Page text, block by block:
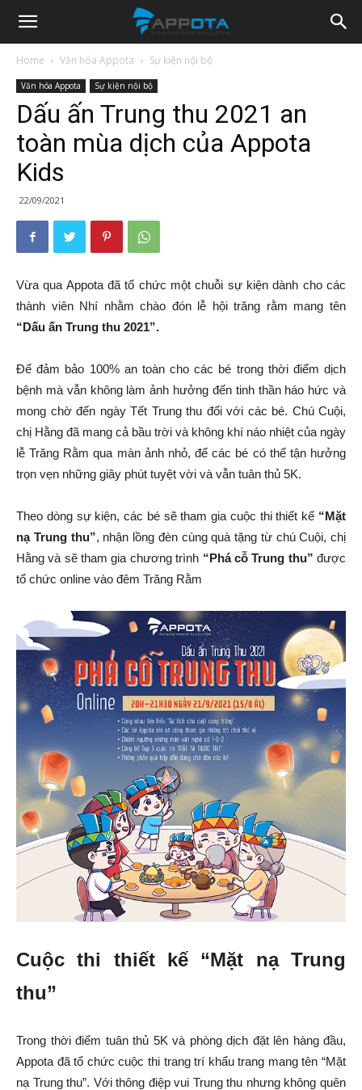
Appota
News
Home Văn hóa Appota Sự kiện nội bộ
Văn hóa Appota Sự kiện nội bộ
Dấu ấn Trung thu 2021 an
toàn mùa dịch của Appota
Kids
22/09/2021
Vừa qua Appota đã tổ chức một chuỗi sự kiện dành cho các
thành viên Nhí nhằm chào đón lễ hội trăng rằm mang tên
“Dấu ấn Trung thu 2021”.
Để đảm bảo 100% an toàn cho các bé trong thời điểm dịch
bệnh mà vẫn không làm ảnh hưởng đến tinh thần háo hức và
mong chờ đến ngày Tết Trung thu đối với các bé. Chú Cuội,
chị Hằng đã mang cả bầu trời và không khí náo nhiệt của ngày
lễ Trăng Rằm qua màn ảnh nhỏ, để các bé có thể tận hưởng
trọn vẹn những giây phút tuyệt vời và vẫn tuân thủ 5K.
Theo dòng sự kiện, các bé sẽ tham gia cuộc thi thiết kế “Mặt
nạ Trung thu”, nhận lồng đèn cùng quà tặng từ chú Cuội, chị
Hằng và sẽ tham gia chương trình “Phá cỗ Trung thu” được
tổ chức online vào đêm Trăng Rằm
Cuộc thi thiết kế “Mặt nạ Trung
thu”
Trong thời điểm tuân thủ 5K và phòng dịch đặt lên hàng đầu,
Appota đã tổ chức cuộc thi trang trí khẩu trang mang tên “Mặt
nạ Trung thu”. Với thông điệp vui Trung thu nhưng không quên